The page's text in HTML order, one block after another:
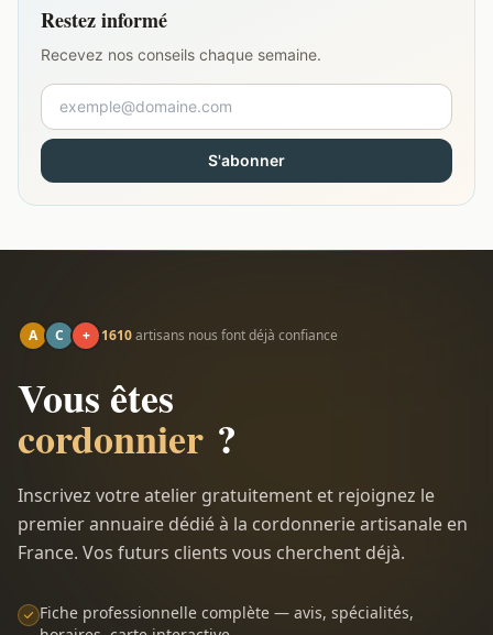
Restez informé
Recevez nos conseils chaque semaine.
S'abonner
A C + 1610artisans nous font déjà confiance
Vous êtes
cordonnier ?
Inscrivez votre atelier gratuitement et rejoignez le
premier annuaire dédié à la cordonnerie artisanale en
France. Vos futurs clients vous cherchent déjà.
Fiche professionnelle complète — avis, spécialités,